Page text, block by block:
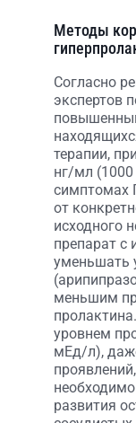
Методы
Согласно
экспертов
терапии,
нг/мл
симптомах
от
исходного
препарат с
уменьшать
меньшим
уровнем
мЕд/л),
развития